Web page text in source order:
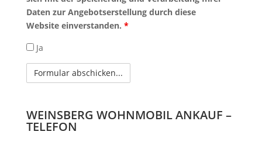
Daten zur Angebotserstellung durch diese
Website einverstanden. *
Ja
WEINSBERG WOHNMOBIL ANKAUF –
TELEFON